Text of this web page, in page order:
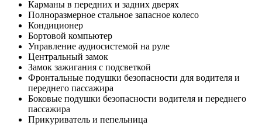
Карманы в передних и задних дверях
Полноразмерное стальное запасное колесо
Кондиционер
Бортовой компьютер
Управление аудиосистемой на руле
Центральный замок
Замок зажигания с подсветкой
Фронтальные подушки безопасности для водителя и
переднего пассажира
Боковые подушки безопасности водителя и переднего
пассажира
Прикуриватель и пепельница